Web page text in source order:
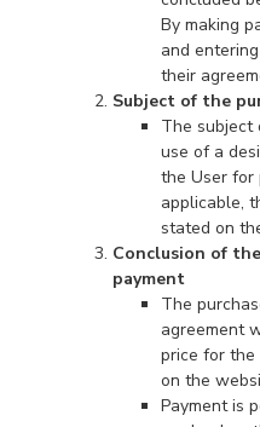
By making
and
their
Subject of the
The subject
use of a
the User for
applicable,
stated on
Conclusion of
payment
The
agreement
price for the
on the
Payment is